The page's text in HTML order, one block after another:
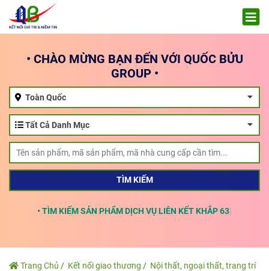
• CHÀO MỪNG BẠN ĐẾN VỚI QUỐC BỬU
GROUP •
Toàn Quốc
Tất Cả Danh Mục
TÌM KIẾM
• TÌM KIẾM SẢN PHẨM DỊCH VỤ LIÊN KẾT KHẮP 63 TỈNH TH
Trang Chủ Kết nối giao thương
Nội thất, ngoại thất, trang trí